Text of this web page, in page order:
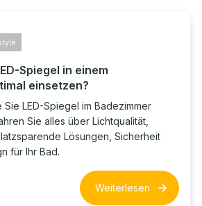
Spiegel in einem
einsetzen?
LED-Spiegel im Badezimmer
Sie alles über Lichtqualität,
Lösungen, Sicherheit
für Ihr Bad.
Weiterlesen